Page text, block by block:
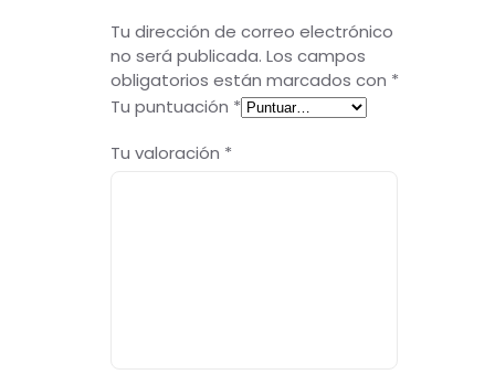
Tu dirección de correo electrónico
no será publicada. Los campos
obligatorios están marcados con *
Tu puntuación *
Tu valoración *